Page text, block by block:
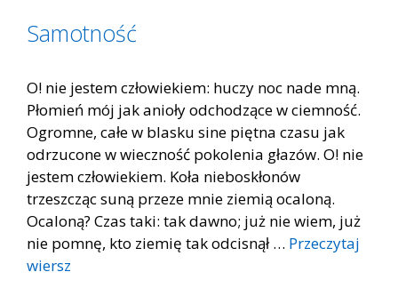
Samotność
O! nie jestem człowiekiem: huczy noc nade mną.
Płomień mój jak anioły odchodzące w ciemność.
Ogromne, całe w blasku sine piętna czasu jak
odrzucone w wieczność pokolenia głazów. O! nie
jestem człowiekiem. Koła nieboskłonów
trzeszcząc suną przeze mnie ziemią ocaloną.
Ocaloną? Czas taki: tak dawno; już nie wiem, już
nie pomnę, kto ziemię tak odcisnął … Przeczytaj
wiersz